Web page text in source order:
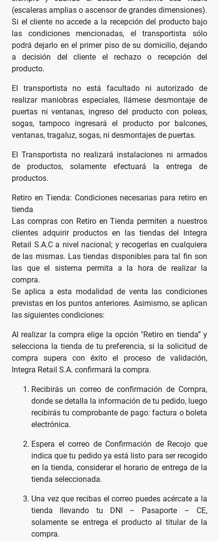
(escaleras amplias o ascensor de grandes dimensiones).
Si el cliente no accede a la recepción del producto bajo
las condiciones mencionadas, el transportista sólo
podrá dejarlo en el primer piso de su domicilio, dejando
a decisión del cliente el rechazo o recepción del
producto.
El transportista no está facultado ni autorizado de
realizar maniobras especiales, llámese desmontaje de
puertas ni ventanas, ingreso del producto con poleas,
sogas, tampoco ingresará el producto por balcones,
ventanas, tragaluz, sogas, ni desmontajes de puertas.
El Transportista no realizará instalaciones ni armados
de productos, solamente efectuará la entrega de
productos.
Retiro en Tienda: Condiciones necesarias para retiro en
tienda
Las compras con Retiro en Tienda permiten a nuestros
clientes adquirir productos en las tiendas del Integra
Retail S.A.C a nivel nacional; y recogerlas en cualquiera
de las mismas. Las tiendas disponibles para tal fin son
las que el sistema permita a la hora de realizar la
compra.
Se aplica a esta modalidad de venta las condiciones
previstas en los puntos anteriores. Asimismo, se aplican
las siguientes condiciones:
Al realizar la compra elige la opción "Retiro en tienda” y
selecciona la tienda de tu preferencia, si la solicitud de
compra supera con éxito el proceso de validación,
Integra Retail S.A. confirmará la compra.
Recibirás un correo de confirmación de Compra,
donde se detalla la información de tu pedido, luego
recibirás tu comprobante de pago: factura o boleta
electrónica.
Espera el correo de Confirmación de Recojo que
indica que tu pedido ya está listo para ser recogido
en la tienda, considerar el horario de entrega de la
tienda seleccionada.
Una vez que recibas el correo puedes acércate a la
tienda llevando tu DNI – Pasaporte – CE,
solamente se entrega el producto al titular de la
compra.